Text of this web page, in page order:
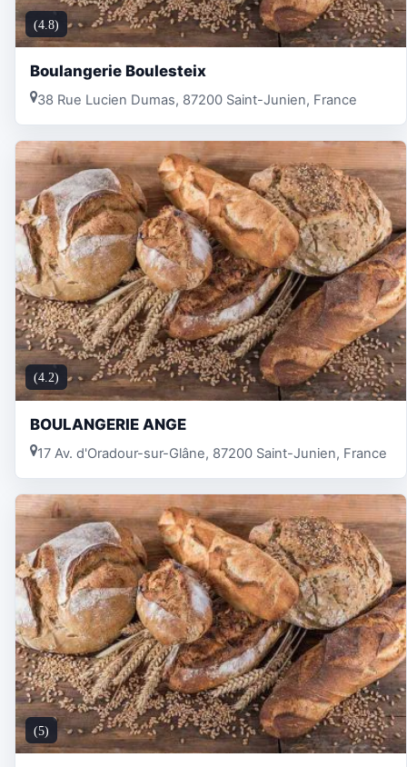
(4.8)
Boulangerie Boulesteix
38 Rue Lucien Dumas, 87200 Saint-Junien, France
(4.2)
BOULANGERIE ANGE
17 Av. d'Oradour-sur-Glâne, 87200 Saint-Junien, France
(5)